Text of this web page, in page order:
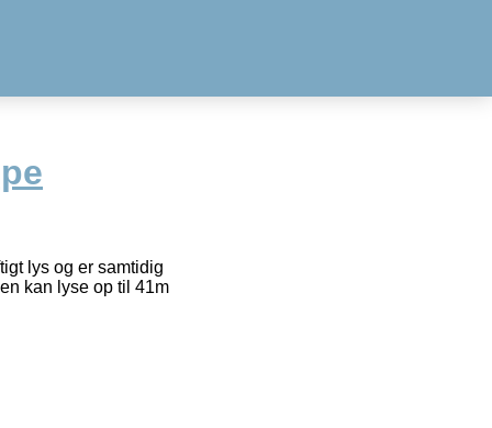
lys og er samtidig
kan lyse op til 41m